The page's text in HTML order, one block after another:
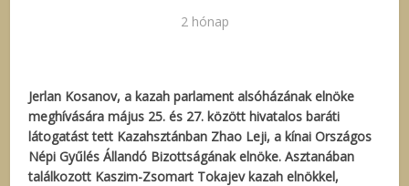
2 hónap
Jerlan Kosanov, a kazah parlament alsóházának elnöke
meghívására május 25. és 27. között hivatalos baráti
látogatást tett Kazahsztánban Zhao Leji, a kínai Országos
Népi Gyűlés Állandó Bizottságának elnöke. Asztanában
találkozott Kaszim-Zsomart Tokajev kazah elnökkel,